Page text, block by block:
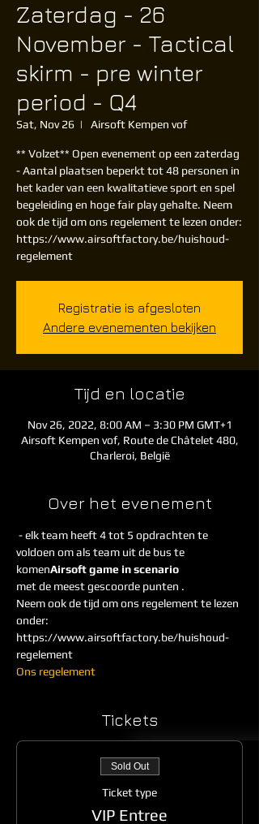
Zaterdag - 26
November - Tactical
skirm - pre winter
period - Q4
Sat, Nov 26
  |
Airsoft Kempen vof
** Volzet** Open evenement op een zaterdag
- Aantal plaatsen beperkt tot 48 personen in
het kader van een kwalitatieve sport en spel
begeleiding en hoge fair play gehalte. Neem
ook de tijd om ons regelement te lezen onder:
https://www.airsoftfactory.be/huishoud-
regelement
Registratie is afgesloten
Andere evenementen bekijken
Tijd en locatie
Nov 26, 2022, 8:00 AM – 3:30 PM GMT+1
Airsoft Kempen vof, Route de Châtelet 480,
Charleroi, België
Over het evenement
voldoen om als team uit de bus te
komenAirsoft game in scenario
met de meest gescoorde punten .
Neem ook de tijd om ons regelement te lezen
onder:
https://www.airsoftfactory.be/huishoud-
regelement
Ons regelement
Tickets
Sold Out
Ticket type
VIP Entree